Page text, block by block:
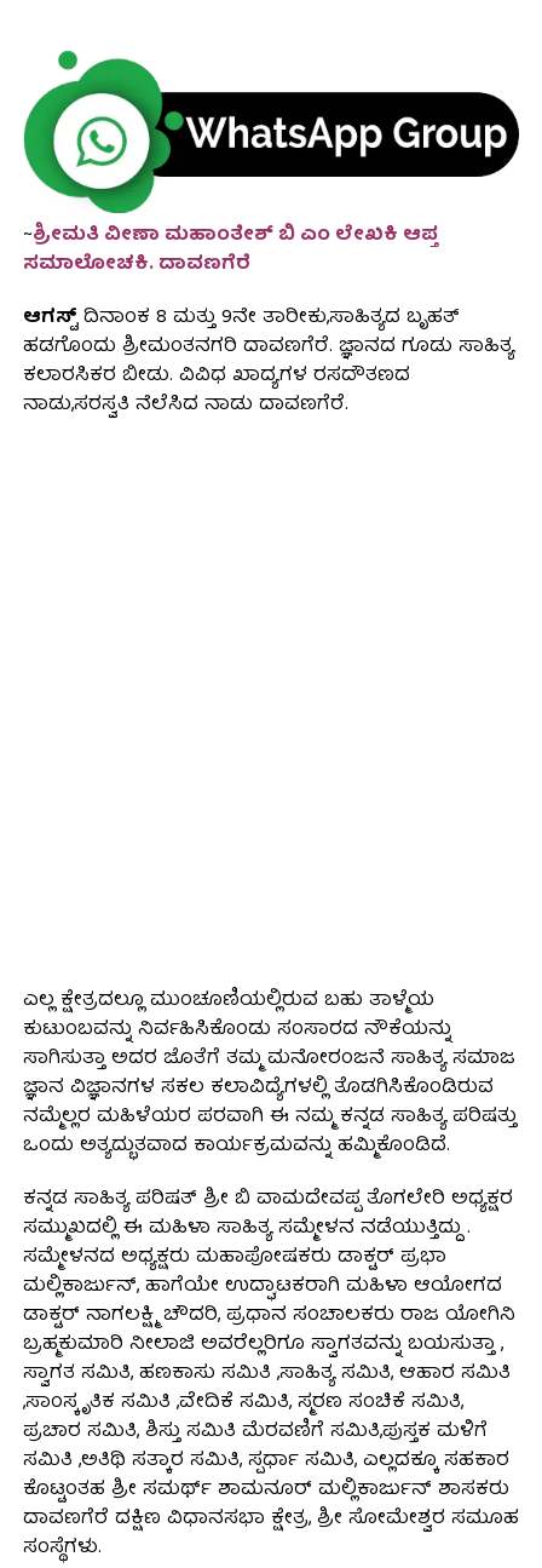
~ಶ್ರೀಮತಿ ವೀಣಾ ಮಹಾಂತೇಶ್ ಬಿ ಎಂ ಲೇಖಕಿ ಆಪ್ತ
ಸಮಾಲೋಚಕಿ. ದಾವಣಗೆರೆ
ಆಗಸ್ಟ್ದಿನಾಂಕ 8 ಮತ್ತು 9ನೇ ತಾರೀಕು,ಸಾಹಿತ್ಯದ ಬೃಹತ್
ಹಡಗೊಂದು ಶ್ರೀಮಂತನಗರಿ ದಾವಣಗೆರೆ. ಜ್ಞಾನದ ಗೂಡು ಸಾಹಿತ್ಯ
ಕಲಾರಸಿಕರ ಬೀಡು. ವಿವಿಧ ಖಾದ್ಯಗಳ ರಸದೌತಣದ
ನಾಡು,ಸರಸ್ವತಿ ನೆಲೆಸಿದ ನಾಡು ದಾವಣಗೆರೆ.
ಎಲ್ಲ ಕ್ಷೇತ್ರದಲ್ಲೂ ಮುಂಚೂಣಿಯಲ್ಲಿರುವ ಬಹು ತಾಳ್ಮೆಯ
ಕುಟುಂಬವನ್ನು ನಿರ್ವಹಿಸಿಕೊಂಡು ಸಂಸಾರದ ನೌಕೆಯನ್ನು
ಸಾಗಿಸುತ್ತಾ ಅದರ ಜೊತೆಗೆ ತಮ್ಮ ಮನೋರಂಜನೆ ಸಾಹಿತ್ಯ ಸಮಾಜ
ಜ್ಞಾನ ವಿಜ್ಞಾನಗಳ ಸಕಲ ಕಲಾವಿದ್ಯೆಗಳಲ್ಲಿ ತೊಡಗಿಸಿಕೊಂಡಿರುವ
ನಮ್ಮೆಲ್ಲರ ಮಹಿಳೆಯರ ಪರವಾಗಿ ಈ ನಮ್ಮ ಕನ್ನಡ ಸಾಹಿತ್ಯ ಪರಿಷತ್ತು
ಒಂದು ಅತ್ಯದ್ಭುತವಾದ ಕಾರ್ಯಕ್ರಮವನ್ನು ಹಮ್ಮಿಕೊಂಡಿದೆ.
ಕನ್ನಡ ಸಾಹಿತ್ಯ ಪರಿಷತ್ ಶ್ರೀ ಬಿ ವಾಮದೇವಪ್ಪ ತೊಗಲೇರಿ ಅಧ್ಯಕ್ಷರ
ಸಮ್ಮುಖದಲ್ಲಿ ಈ ಮಹಿಳಾ ಸಾಹಿತ್ಯ ಸಮ್ಮೇಳನ ನಡೆಯುತ್ತಿದ್ದು .
ಸಮ್ಮೇಳನದ ಅಧ್ಯಕ್ಷರು ಮಹಾಪೋಷಕರು ಡಾಕ್ಟರ್ ಪ್ರಭಾ
ಮಲ್ಲಿಕಾರ್ಜುನ್, ಹಾಗೆಯೇ ಉದ್ಘಾಟಕರಾಗಿ ಮಹಿಳಾ ಆಯೋಗದ
ಡಾಕ್ಟರ್ ನಾಗಲಕ್ಷ್ಮಿ ಚೌದರಿ, ಪ್ರಧಾನ ಸಂಚಾಲಕರು ರಾಜ ಯೋಗಿನಿ
ಬ್ರಹ್ಮಕುಮಾರಿ ನೀಲಾಜಿ ಅವರೆಲ್ಲರಿಗೂ ಸ್ವಾಗತವನ್ನು ಬಯಸುತ್ತಾ ,
ಸ್ವಾಗತ ಸಮಿತಿ, ಹಣಕಾಸು ಸಮಿತಿ ,ಸಾಹಿತ್ಯ ಸಮಿತಿ, ಆಹಾರ ಸಮಿತಿ
,ಸಾಂಸ್ಕೃತಿಕ ಸಮಿತಿ ,ವೇದಿಕೆ ಸಮಿತಿ, ಸ್ಮರಣ ಸಂಚಿಕೆ ಸಮಿತಿ,
ಪ್ರಚಾರ ಸಮಿತಿ, ಶಿಸ್ತು ಸಮಿತಿ ಮೆರವಣಿಗೆ ಸಮಿತಿ,ಪುಸ್ತಕ ಮಳಿಗೆ
ಸಮಿತಿ ,ಅತಿಥಿ ಸತ್ಕಾರ ಸಮಿತಿ, ಸ್ಪರ್ಧಾ ಸಮಿತಿ, ಎಲ್ಲದಕ್ಕೂ ಸಹಕಾರ
ಕೊಟ್ಟಂತಹ ಶ್ರೀ ಸಮರ್ಥ್ ಶಾಮನೂರ್ ಮಲ್ಲಿಕಾರ್ಜುನ್ ಶಾಸಕರು
ದಾವಣಗೆರೆ ದಕ್ಷಿಣ ವಿಧಾನಸಭಾ ಕ್ಷೇತ್ರ, ಶ್ರೀ ಸೋಮೇಶ್ವರ ಸಮೂಹ
ಸಂಸ್ಥೆಗಳು.